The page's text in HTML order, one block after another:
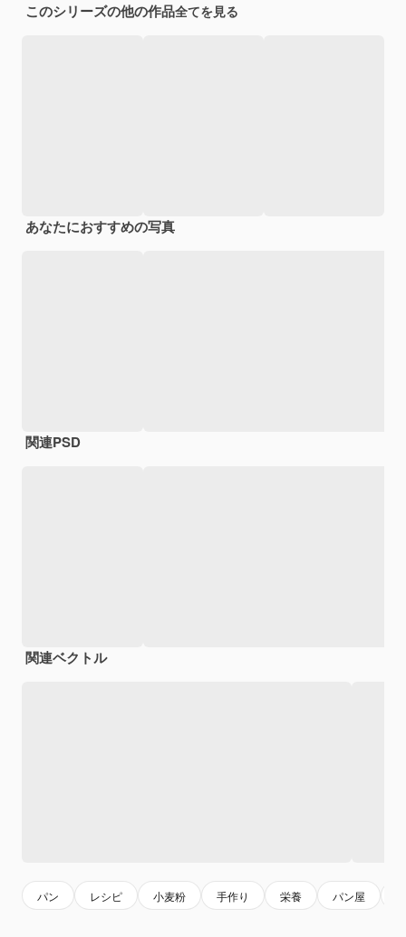
このシリーズの他の作品全てを見る
あなたにおすすめの写真
関連PSD
関連ベクトル
パン レシピ 小麦粉 手作り 栄養 パン屋